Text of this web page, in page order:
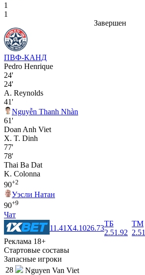
1
1
Завершен
ПВФ-КАНД
Pedro Henrique
24'
24'
A. Reynolds
41'
Nguyễn Thanh Nhàn
61'
Doan Anh Viet
X. T. Dinh
77'
78'
Thai Ba Dat
K. Colonna
90+2
Уэсли Натан
90+9
Чат
11.41 X4.1026.73
ТБ
2.51.92
ТМ
2.5
Реклама 18+
Стартовые составы
Запасные игроки
28
Nguyen Van Viet